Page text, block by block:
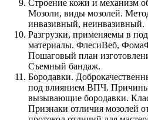
Строение кожи и механизм
Мозоли, виды мозолей.
инвазивный, неинвазивный.
Разгрузки, применяемы в
материалы. ФлесиВеб,
Пошаговый план
Съемный бандаж.
Бородавки.
под влиянием ВПЧ.
вызывающие бородавки.
Признаки отличия мозолей